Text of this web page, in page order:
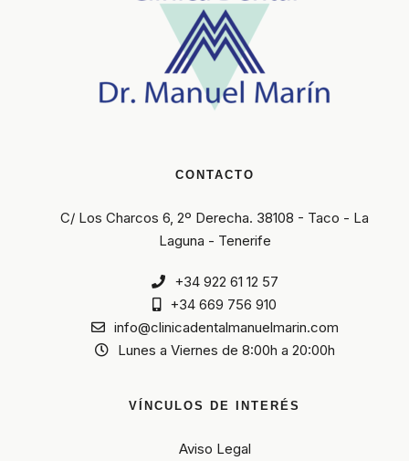
CONTACTO
C/ Los Charcos 6, 2º Derecha. 38108 - Taco - La
Laguna - Tenerife
+34 922 61 12 57
+34 669 756 910
info@clinicadentalmanuelmarin.com
Lunes a Viernes de 8:00h a 20:00h
VÍNCULOS DE INTERÉS
Aviso Legal